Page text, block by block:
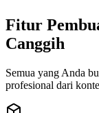
Fitur
Canggih
Semua yang Anda
profesional dari